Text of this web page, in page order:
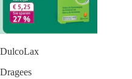
DulcoLax
Dragees